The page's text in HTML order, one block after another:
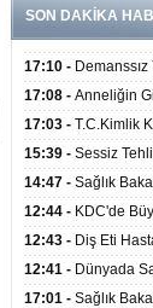
SON DAKİKA
17:10 - Demanssız
Yaştaki Yaşam
17:08 - Anneliğin
Biyolojik
17:03 - T.C.Kimlik
Doğrulama
Sistemi)
15:39 - Sessiz
Ve Kalp Krizine
14:47 - Sağlık
10 Binden Fazla
Aldı
12:44 - KDC'de
Bini Aştı, Virüste
12:43 - Diş Eti
Olabilir: Ağız
Bağ Kanıtlandı
12:41 - Dünyada
İlk Bundgaard
17:01 - Sağlık